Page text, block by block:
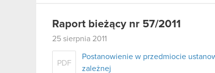
Raport bieżący nr 57/2011
25 sierpnia 2011
PDF
Postanowienie w przedmiocie
zależnej